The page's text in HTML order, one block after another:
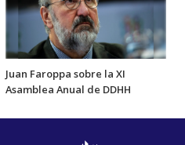
Juan Faroppa sobre la XI
Asamblea Anual de DDHH